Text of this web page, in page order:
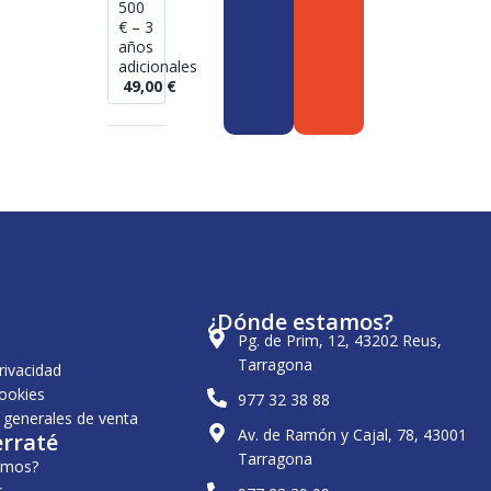
500
€ – 3
años
adicionales
49,00 €
de venta
¿Dónde estamos?
Pg. de Prim, 12, 43202 Reus,
Tarragona
977 32 38 88
Av. de Ramón y Cajal, 78, 43001
Tarragona